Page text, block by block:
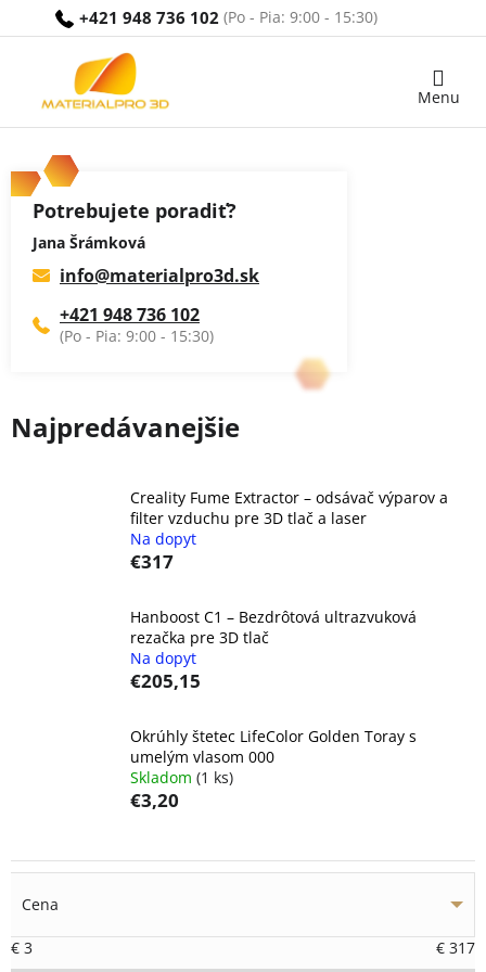
+421 948 736 102
Nákupný
Potrebujete poradiť?
Jana Šrámková
info@materialpro3d.sk
+421 948 736 102
Najpredávanejšie
Creality Fume Extractor – odsávač výparov a
filter vzduchu pre 3D tlač a laser
Na dopyt
€317
Hanboost C1 – Bezdrôtová ultrazvuková
rezačka pre 3D tlač
Na dopyt
€205,15
Okrúhly štetec LifeColor Golden Toray s
umelým vlasom 000
Skladom (1 ks)
€3,20
Cena
€ 3 € 317